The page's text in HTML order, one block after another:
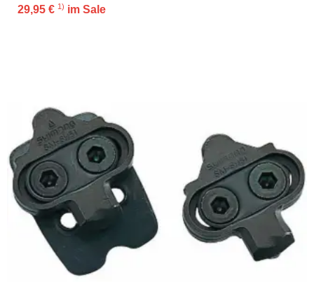
29,95 € 1) im Sale